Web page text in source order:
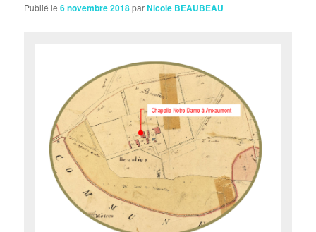
Publié le6 novembre 2018parNicole BEAUBEAU